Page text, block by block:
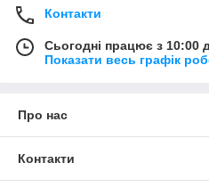
Контакти
Сьогодні працює з 10:00
Показати весь графік
Про нас
Контакти